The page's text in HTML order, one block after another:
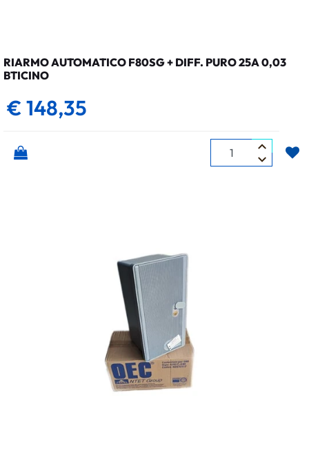
RIARMO AUTOMATICO F80SG + DIFF. PURO 25A 0,03
BTICINO
€ 148,35
Quantità